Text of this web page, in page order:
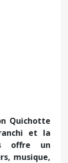
du «
écran. Des
s’esclaffer
en lui un
qui l’ont